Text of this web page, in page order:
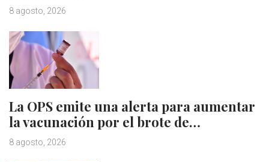
8 agosto, 2026
La OPS emite una alerta para aumentar
la vacunación por el brote de…
8 agosto, 2026